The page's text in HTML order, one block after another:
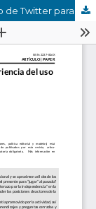
Un “tuiterazo” por la independencia: el uso de Twitter para la enseñanza de historia